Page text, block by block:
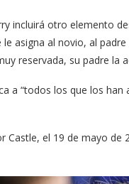
incluirá otro elemento
asigna al novio, al
reservada, su padre la
“todos los que los han
el 19 de mayo